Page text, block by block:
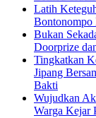
Latih
Bontonompo
Bukan
Doorprize
Tingkatkan
Jipang
Bakti
Wujudkan
Warga Kejar